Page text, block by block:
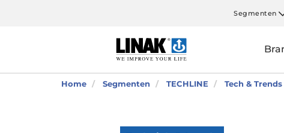
Segmenten
Home Segmenten TECHLINE Tech & Trends